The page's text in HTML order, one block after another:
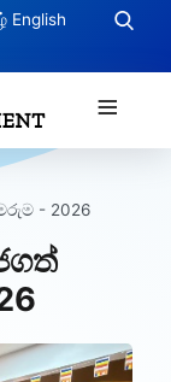
English
≡
- 2026